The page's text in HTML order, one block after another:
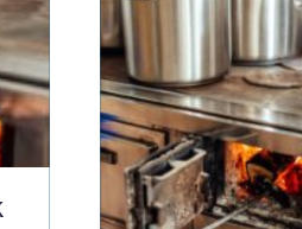
innanför dörren. F&o...